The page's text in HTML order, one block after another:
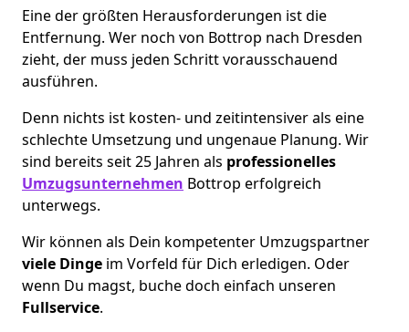
Eine der größten Herausforderungen ist die
Entfernung. Wer noch von Bottrop nach Dresden
zieht, der muss jeden Schritt vorausschauend
ausführen.
Denn nichts ist kosten- und zeitintensiver als eine
schlechte Umsetzung und ungenaue Planung. Wir
sind bereits seit 25 Jahren als professionelles
Umzugsunternehmen Bottrop erfolgreich
unterwegs.
Wir können als Dein kompetenter Umzugspartner
viele Dinge im Vorfeld für Dich erledigen. Oder
wenn Du magst, buche doch einfach unseren
Fullservice.